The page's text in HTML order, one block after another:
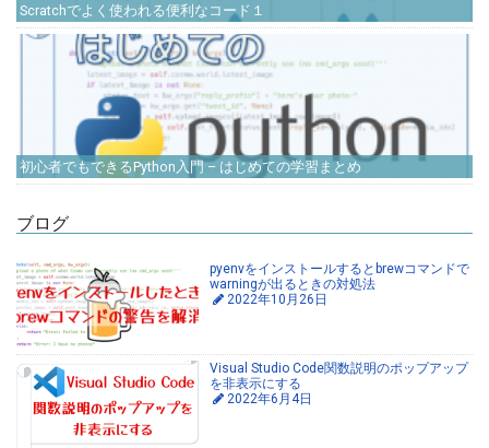
Scratchでよく使われる便利なコード１
初心者でもできるPython入門 – はじめての学習まとめ
ブログ
pyenvをインストールするとbrewコマンドで
warningが出るときの対処法
2022年10月26日
Visual Studio Code関数説明のポップアップ
を非表示にする
2022年6月4日